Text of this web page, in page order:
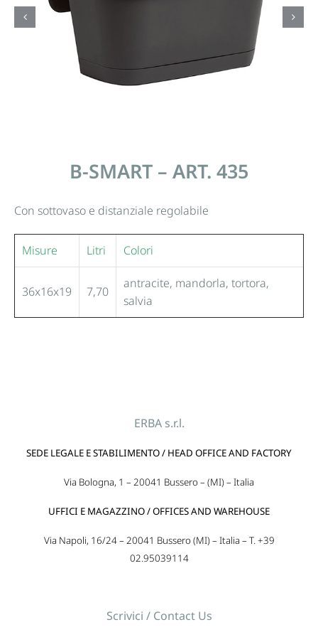
B-SMART – ART. 435
Con sottovaso e distanziale regolabile
Misure Litri Colori
36x16x19 7,70
antracite, mandorla, tortora,
salvia
ERBA s.r.l.
SEDE LEGALE E STABILIMENTO / HEAD OFFICE AND FACTORY
Via Bologna, 1 – 20041 Bussero – (MI) – Italia
UFFICI E MAGAZZINO / OFFICES AND WAREHOUSE
Via Napoli, 16/24 – 20041 Bussero (MI) – Italia – T. +39
02.95039114
Scrivici / Contact Us